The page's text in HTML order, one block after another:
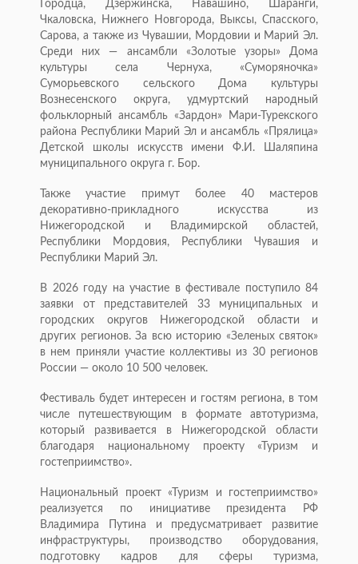
Городца, Дзержинска, Навашино, Шаранги,
Чкаловска, Нижнего Новгорода, Выксы, Спасского,
Сарова, а также из Чувашии, Мордовии и Марий Эл.
Среди них — ансамбли «Золотые узоры» Дома
культуры села Чернуха, «Суморяночка»
Суморьевского сельского Дома культуры
Вознесенского округа, удмуртский народный
фольклорный ансамбль «Зардон» Мари-Турекского
района Республики Марий Эл и ансамбль «Прялица»
Детской школы искусств имени Ф.И. Шаляпина
муниципального округа г. Бор.
Также участие примут более 40 мастеров
декоративно-прикладного искусства из
Нижегородской и Владимирской областей,
Республики Мордовия, Республики Чувашия и
Республики Марий Эл.
В 2026 году на участие в фестивале поступило 84
заявки от представителей 33 муниципальных и
городских округов Нижегородской области и
других регионов. За всю историю «Зеленых святок»
в нем приняли участие коллективы из 30 регионов
России — около 10 500 человек.
Фестиваль будет интересен и гостям региона, в том
числе путешествующим в формате автотуризма,
который развивается в Нижегородской области
благодаря национальному проекту «Туризм и
гостеприимство».
Национальный проект «Туризм и гостеприимство»
реализуется по инициативе президента РФ
Владимира Путина и предусматривает развитие
инфраструктуры, производство оборудования,
подготовку кадров для сферы туризма,